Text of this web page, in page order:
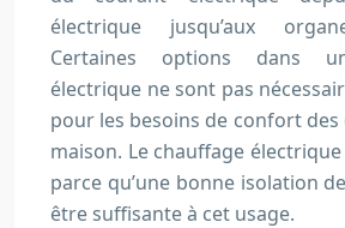
électrique jusqu’aux
Certaines options dans
électrique ne sont pas
pour les besoins de confort des
maison. Le chauffage
parce qu’une bonne isolation
être suffisante à cet usage.